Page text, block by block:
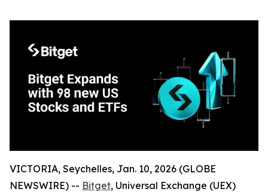
VICTORIA, Seychelles, Jan. 10, 2026 (GLOBE
NEWSWIRE) -- Bitget, Universal Exchange (UEX)